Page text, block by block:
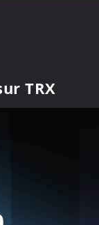
TRX